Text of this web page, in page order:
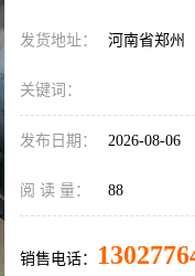
发货地址： 河南省郑州
关键词：
发布日期： 2026-08-06
阅 读 量： 88
销售电话：